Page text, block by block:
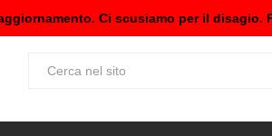
Ci scusiamo per il disagio.